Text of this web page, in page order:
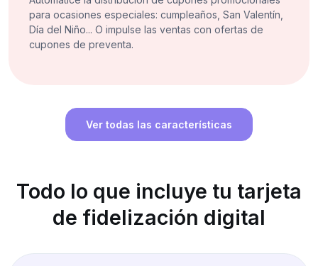
para ocasiones especiales: cumpleaños, San Valentín,
Día del Niño... O impulse las ventas con ofertas de
cupones de preventa.
Ver todas las características
Todo lo que incluye tu tarjeta
de fidelización digital